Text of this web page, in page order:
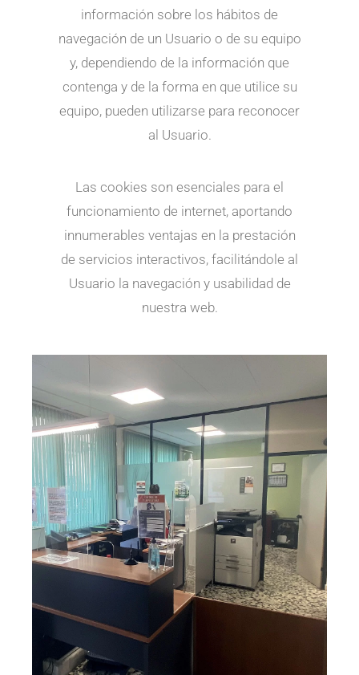
información sobre los hábitos de
navegación de un Usuario o de su equipo
y, dependiendo de la información que
contenga y de la forma en que utilice su
equipo, pueden utilizarse para reconocer
al Usuario.
Las cookies son esenciales para el
funcionamiento de internet, aportando
innumerables ventajas en la prestación
de servicios interactivos, facilitándole al
Usuario la navegación y usabilidad de
nuestra web.